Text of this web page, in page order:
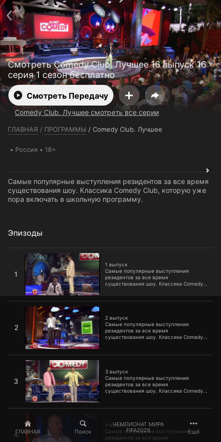
ГЛАВНАЯ Поиск
ЧЕМПИОНАТ МИРА
FIFA2026
Ещё
Смотреть Comedy Club. Лучшее 16 выпуск 16
серия 1 сезон бесплатно
Смотреть Передачу
Comedy Club. Лучшее смотреть все серии
ГЛАВНАЯ / ПРОГРАММЫ / Comedy Club. Лучшее
Россия 18+
Самые популярные выступления резидентов за все время
существования шоу. Классика Comedy Club, которую уже
пора включать в школьную программу.
Эпизоды
1
1 выпуск
Самые популярные выступления
резидентов за все время
существования шоу. Классика Comedy
1 выпуск
2
2 выпуск
Самые популярные выступления
резидентов за все время
существования шоу. Классика Comedy
2 выпуск
3
3 выпуск
Самые популярные выступления
резидентов за все время
существования шоу. Классика Comedy
3 выпуск
4
4 выпуск
Самые популярные выступления
резидентов за все время
Телефон поддержки:+7 (727) 323 10 92
Пользовательское соглашение
Политика конфиденциальности
Открыть приложение
Ввести промокод